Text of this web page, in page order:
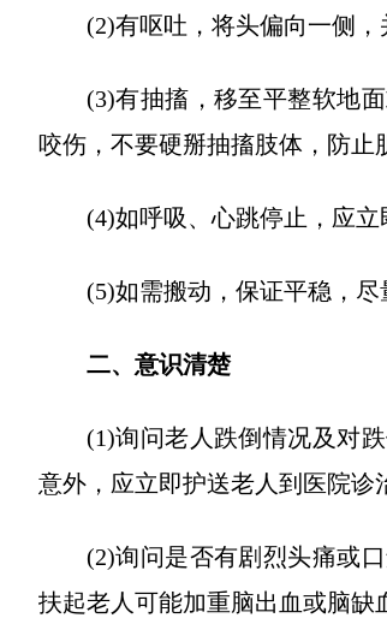
(2)有呕吐，将头偏向一侧
(3)有抽搐，移至平整软地
咬伤，不要硬掰抽搐肢体，防止
(4)如呼吸、心跳停止，应
(5)如需搬动，保证平稳，尽
二、意识清楚
(1)询问老人跌倒情况及对
意外，应立即护送老人到医院诊
(2)询问是否有剧烈头痛或
扶起老人可能加重脑出血或脑缺